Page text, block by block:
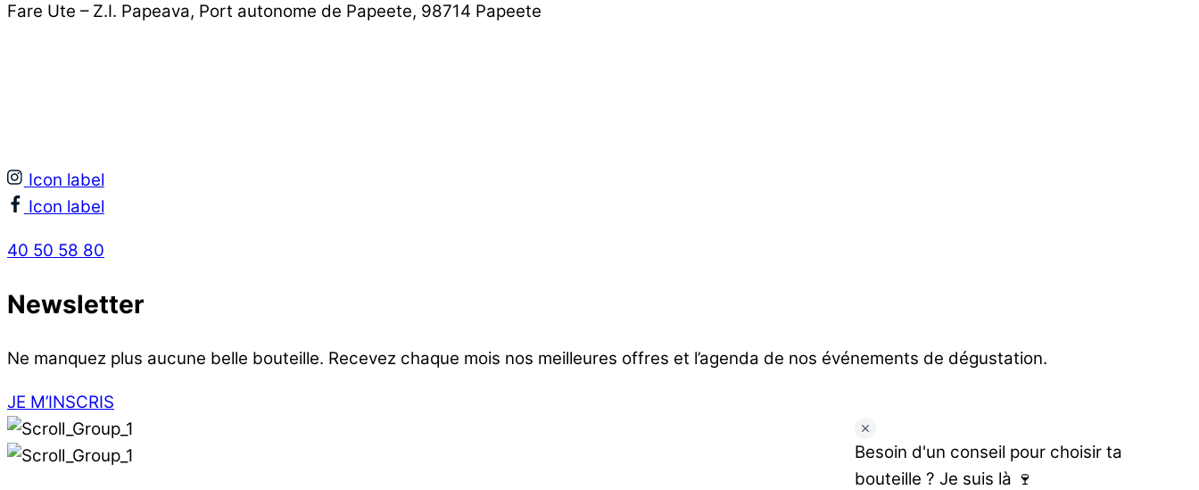
Fare Ute – Z.I. Papeava, Port autonome de Papeete, 98714 Papeete
Icon label
Icon label
40 50 58 80
Newsletter
Ne manquez plus aucune belle bouteille. Recevez chaque mois nos meilleures offres et l’agenda de nos événements de dégustation.
JE M’INSCRIS
Besoin d'un conseil pour choisir ta
bouteille ? Je suis là 🍷